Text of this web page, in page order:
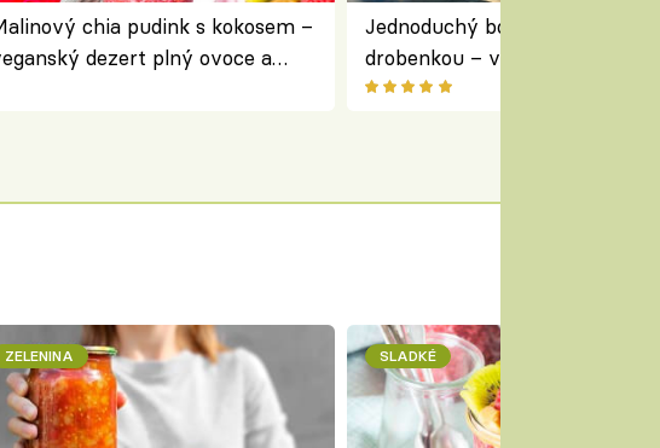
chia pudink s kokosem –
dezert plný ovoce a
Jednoduchý borůvkový koláč s
drobenkou – vláčný moučník
ovoce
ZELENINA SLADKÉ